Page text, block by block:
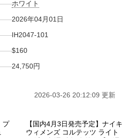
ホワイト
2026年04月01日
IH2047-101
$160
24,750円
2026-03-26 20:12:09 更新
プ
【国内4月3日発売予定】ナイキ
ウィメンズ コルテッツ ライト